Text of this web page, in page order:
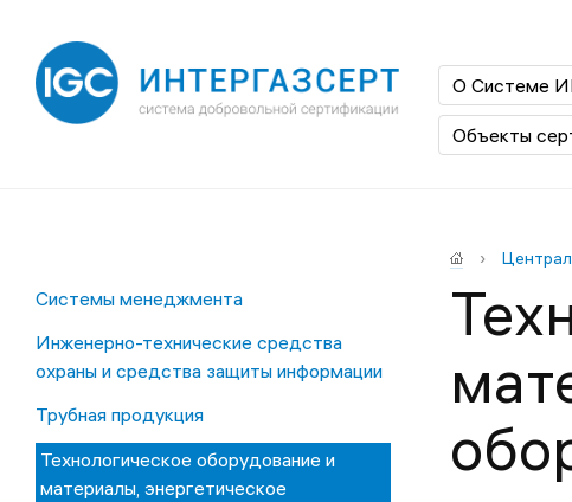
О Системе
Объекты
Системы менеджмента
Инженерно-технические средства
охраны и средства защиты информации
Трубная продукция
Технологическое оборудование и
материалы, энергетическое
›